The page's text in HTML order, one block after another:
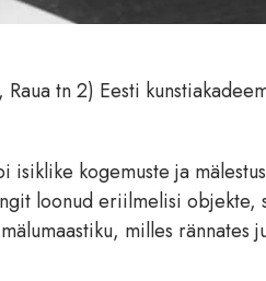
tn 2) Eesti
kogemuste ja
loonud eriilmelisi objekte,
milles rännates